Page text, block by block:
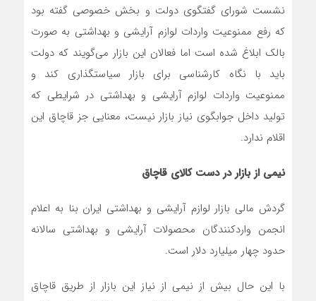
نشست شورای گفتگوی دولت و بخش خصوصی گفته بود
که رفع ممنوعیت واردات لوازم آرایشی و بهداشتی به صورت
بالک ابلاغ شده است اما فعالان این بازار می‌گویند که دولت
باید با نگاه کارشناسی برای بازار سیاستگذاری کند و
ممنوعیت واردات لوازم آرایشی و بهداشتی در شرایطی که
تولید داخل جوابگوی نیاز بازار نیست، معنایی جز قاچاق این
اقلام ندارد.
نیمی از بازار در دست کالای قاچاق
گردش مالی بازار لوازم آرایشی و بهداشتی ایران بنا به اعلام
انجمن واردکنندگان محصولات آرایشی و بهداشتی سالانه
حدود چهار میلیارد دلار است.
با این حال بیش از نیمی از نیاز این بازار از طریق قاچاق